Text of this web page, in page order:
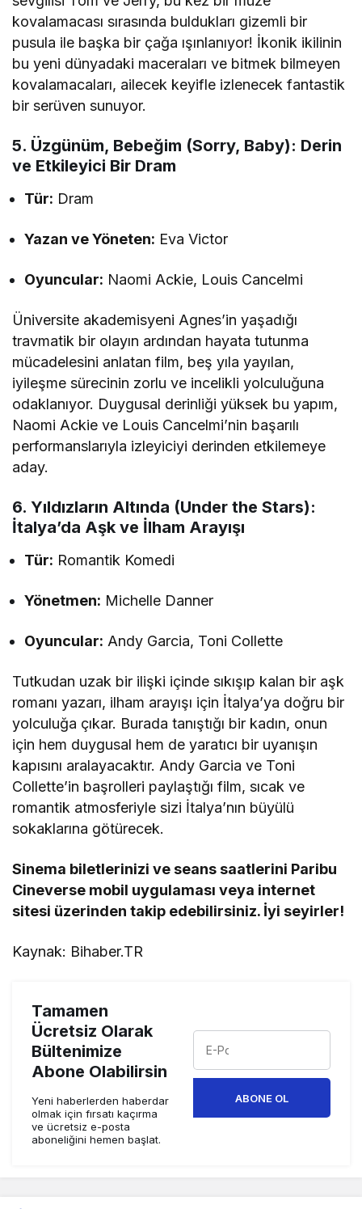
kovalamacası sırasında buldukları gizemli bir
pusula ile başka bir çağa ışınlanıyor! İkonik ikilinin
bu yeni dünyadaki maceraları ve bitmek bilmeyen
kovalamacaları, ailecek keyifle izlenecek fantastik
bir serüven sunuyor.
5. Üzgünüm, Bebeğim (Sorry, Baby): Derin
ve Etkileyici Bir Dram
Tür: Dram
Yazan ve Yöneten: Eva Victor
Oyuncular: Naomi Ackie, Louis Cancelmi
Üniversite akademisyeni Agnes’in yaşadığı
travmatik bir olayın ardından hayata tutunma
mücadelesini anlatan film, beş yıla yayılan,
iyileşme sürecinin zorlu ve incelikli yolculuğuna
odaklanıyor. Duygusal derinliği yüksek bu yapım,
Naomi Ackie ve Louis Cancelmi’nin başarılı
performanslarıyla izleyiciyi derinden etkilemeye
aday.
6. Yıldızların Altında (Under the Stars):
İtalya’da Aşk ve İlham Arayışı
Tür: Romantik Komedi
Yönetmen: Michelle Danner
Oyuncular: Andy Garcia, Toni Collette
Tutkudan uzak bir ilişki içinde sıkışıp kalan bir aşk
romanı yazarı, ilham arayışı için İtalya’ya doğru bir
yolculuğa çıkar. Burada tanıştığı bir kadın, onun
için hem duygusal hem de yaratıcı bir uyanışın
kapısını aralayacaktır. Andy Garcia ve Toni
Collette’in başrolleri paylaştığı film, sıcak ve
romantik atmosferiyle sizi İtalya’nın büyülü
sokaklarına götürecek.
Sinema biletlerinizi ve seans saatlerini Paribu
Cineverse mobil uygulaması veya internet
sitesi üzerinden takip edebilirsiniz. İyi seyirler!
Kaynak: Bihaber.TR
Tamamen
Ücretsiz Olarak
Bültenimize
Abone Olabilirsin
Yeni haberlerden haberdar
olmak için fırsatı kaçırma
ve ücretsiz e-posta
aboneliğini hemen başlat.
ABONE OL